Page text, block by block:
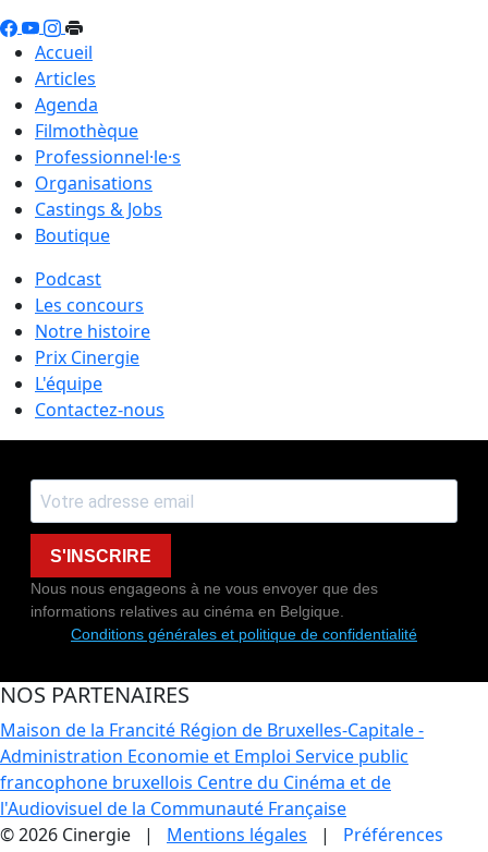
Accueil
Articles
Agenda
Filmothèque
Professionnel·le·s
Organisations
Castings & Jobs
Boutique
Podcast
Les concours
Notre histoire
Prix Cinergie
L'équipe
Contactez-nous
S'INSCRIRE
Nous nous engageons à ne vous envoyer que des
informations relatives au cinéma en Belgique.
Conditions générales et politique de confidentialité
NOS PARTENAIRES
Maison de la Francité Région de Bruxelles-Capitale -
Administration Economie et Emploi Service public
francophone bruxellois Centre du Cinéma et de
l'Audiovisuel de la Communauté Française
© 2026 Cinergie | Mentions légales | Préférences